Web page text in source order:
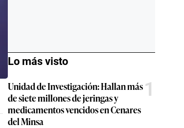
Lo más visto
Unidad de Investigación: Hallan más
de siete millones de jeringas y
medicamentos vencidos en Cenares
del Minsa
1